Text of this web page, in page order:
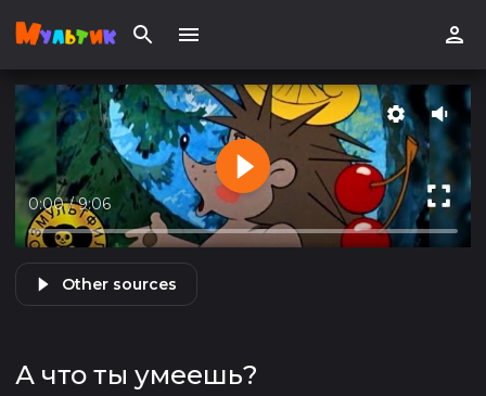
0:00/ 9:06
Other sources
А что ты умеешь?